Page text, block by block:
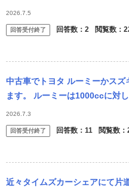
ェード（車内が傷つくとのこと
い...
2026.7.5
回答受付終了 回答数： 2 閲覧数：
中古車でトヨタ ルーミーかスズ
ます。 ルーミーは1000ccに対
定性に欠けると聞いた事があり
2026.7.3
回答受付終了 回答数： 11 閲覧数：
近々タイムズカーシェアにて片